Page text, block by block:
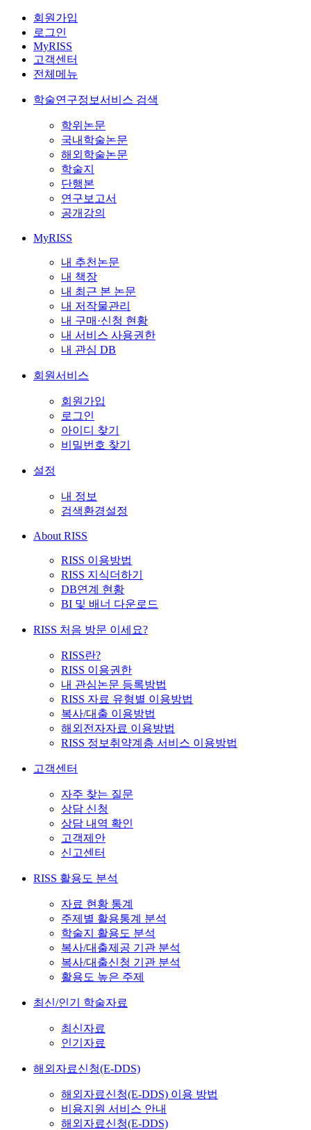
회원가입
로그인
MyRISS
고객센터
전체메뉴
학술연구정보서비스 검색
학위논문
국내학술논문
해외학술논문
학술지
단행본
연구보고서
공개강의
MyRISS
내 추천논문
내 책장
내 최근 본 논문
내 저작물관리
내 구매·신청 현황
내 서비스 사용권한
내 관심 DB
회원서비스
회원가입
로그인
아이디 찾기
비밀번호 찾기
설정
내 정보
검색환경설정
About RISS
RISS 이용방법
RISS 지식더하기
DB연계 현황
BI 및 배너 다운로드
RISS 처음 방문 이세요?
RISS란?
RISS 이용권한
내 관심논문 등록방법
RISS 자료 유형별 이용방법
복사/대출 이용방법
해외전자자료 이용방법
RISS 정보취약계층 서비스 이용방법
고객센터
자주 찾는 질문
상담 신청
상담 내역 확인
고객제안
신고센터
RISS 활용도 분석
자료 현황 통계
주제별 활용통계 분석
학술지 활용도 분석
복사/대출제공 기관 분석
복사/대출신청 기관 분석
활용도 높은 주제
최신/인기 학술자료
최신자료
인기자료
해외자료신청(E-DDS)
해외자료신청(E-DDS) 이용 방법
비용지원 서비스 안내
해외자료신청(E-DDS)